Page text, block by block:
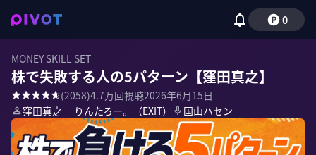
0
MONEY SKILL SET
株で失敗する人の5パターン【窪田真之】
(2058)4.7万回視聴2026年6月15日
窪田真之 ｜ りんたろー。（EXIT） 国山ハセン